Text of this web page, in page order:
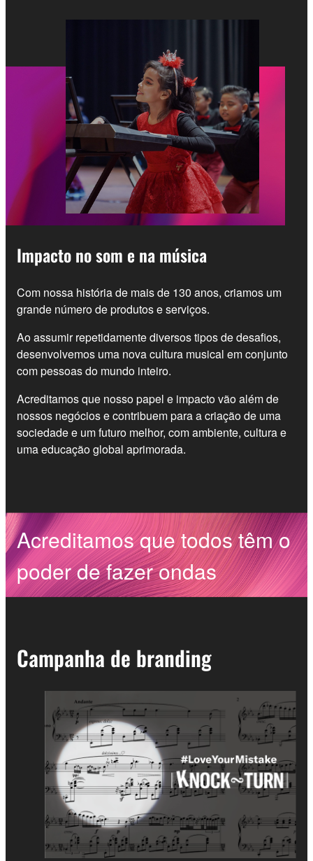
Impacto no som e na música
Com nossa história de mais de 130 anos, criamos um
grande número de produtos e serviços.
Ao assumir repetidamente diversos tipos de desafios,
desenvolvemos uma nova cultura musical em conjunto
com pessoas do mundo inteiro.
Acreditamos que nosso papel e impacto vão além de
nossos negócios e contribuem para a criação de uma
sociedade e um futuro melhor, com ambiente, cultura e
uma educação global aprimorada.
Acreditamos que todos têm o
poder de fazer ondas
Campanha de branding